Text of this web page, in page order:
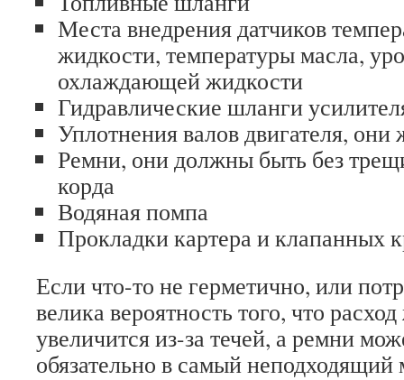
Места внедрения датчиков
жидкости, температуры масла,
охлаждающей жидкости
Гидравлические шланги
Уплотнения валов двигателя, они
Ремни, они должны быть без
корда
Водяная помпа
Прокладки картера и клапанных
Если что-то не герметично, или
велика вероятность того, что
увеличится из-за течей, а ремни
обязательно в самый неподходящий